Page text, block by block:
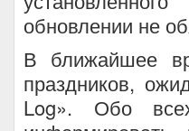
обновлении не
В ближайшее
праздников,
Log». Обо